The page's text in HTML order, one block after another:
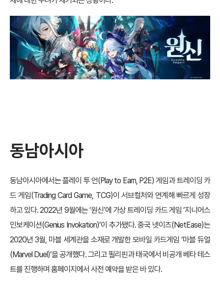
동남아시아
동남아시아에서는 플레이 투 언(Play to Earn, P2E) 게임과 트레이딩 카
드 게임(Trading Card Game, TCG)이 서브컬처와 연계해 빠르게 성장
하고 있다. 2022년 9월에는 ‘원신’에 가상 트레이딩 카드 게임 ‘지니어스
인보케이션(Genius Invokation)’이 추가됐다. 중국 넷이즈(NetEase)는
2020년 3월, 마블 세계관을 소재로 개발한 모바일 카드게임 ‘마블 듀얼
(Marvel Duel)’을 공개했다. 그리고 필리핀과 태국에서 비공개 베타 테스
트를 진행하며 홈페이지에서 사전 예약을 받은 바 있다.